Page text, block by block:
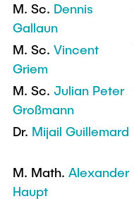
M. Sc. Dennis
Gallaun
M. Sc. Vincent
Griem
M. Sc. Julian Peter
Großmann
Dr. Mijail Guillemard
M. Math. Alexander
Haupt